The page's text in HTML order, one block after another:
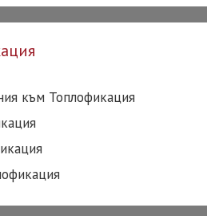
към Топлофикация